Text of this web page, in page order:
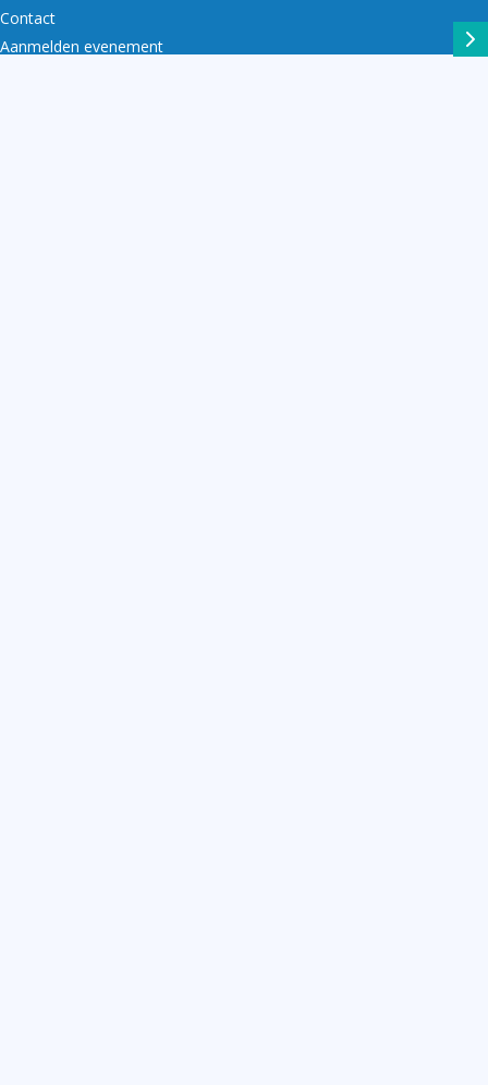
Contact
Aanmelden evenement